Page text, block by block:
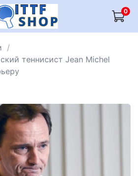
0
теннисист Jean Michel